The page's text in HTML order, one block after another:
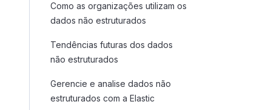
Como as organizações utilizam os
dados não estruturados
Tendências futuras dos dados
não estruturados
Gerencie e analise dados não
estruturados com a Elastic